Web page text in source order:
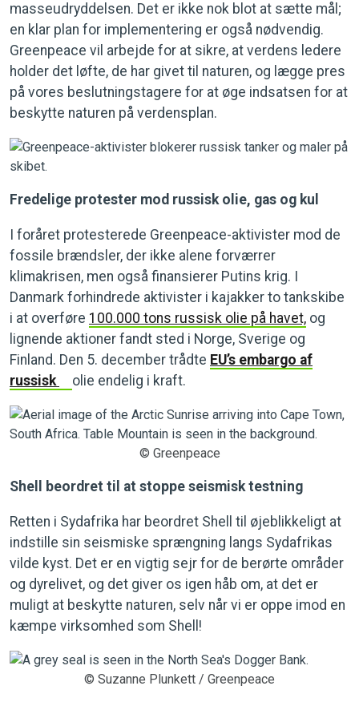
masseudryddelsen. Det er ikke nok blot at sætte mål;
en klar plan for implementering er også nødvendig.
Greenpeace vil arbejde for at sikre, at verdens ledere
holder det løfte, de har givet til naturen, og lægge pres
på vores beslutningstagere for at øge indsatsen for at
beskytte naturen på verdensplan.
Fredelige protester mod russisk olie, gas og kul
I foråret protesterede Greenpeace-aktivister mod de
fossile brændsler, der ikke alene forværrer
klimakrisen, men også finansierer Putins krig. I
Danmark forhindrede aktivister i kajakker to tankskibe
i at overføre 100.000 tons russisk olie på havet, og
lignende aktioner fandt sted i Norge, Sverige og
Finland. Den 5. december trådte EU’s embargo af
russisk
olie endelig i kraft.
© Greenpeace
Shell beordret til at stoppe seismisk testning
Retten i Sydafrika har beordret Shell til øjeblikkeligt at
indstille sin seismiske sprængning langs Sydafrikas
vilde kyst. Det er en vigtig sejr for de berørte områder
og dyrelivet, og det giver os igen håb om, at det er
muligt at beskytte naturen, selv når vi er oppe imod en
kæmpe virksomhed som Shell!
© Suzanne Plunkett / Greenpeace